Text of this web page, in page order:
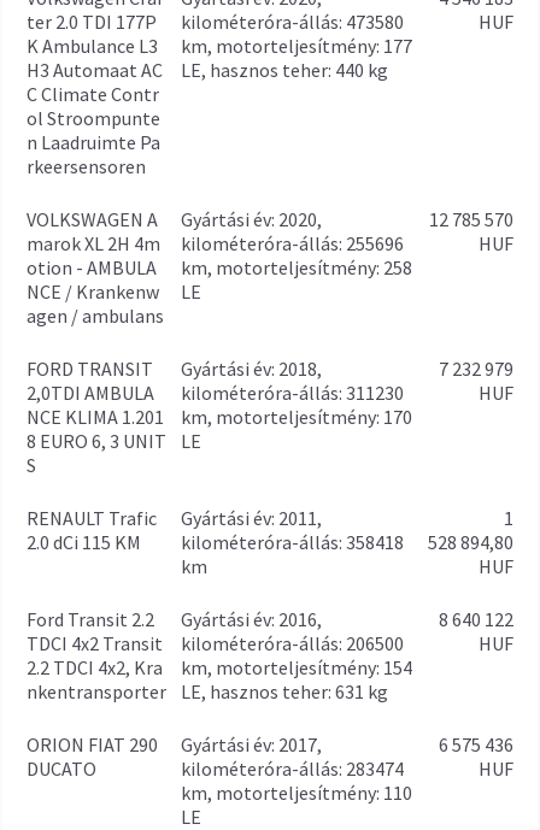
ter 2.0 TDI 177P
K Ambulance L3
H3 Automaat AC
C Climate Contr
ol Stroompunte
n Laadruimte Pa
rkeersensoren
kilométeróra-állás: 473580
km, motorteljesítmény: 177
LE, hasznos teher: 440 kg
HUF
VOLKSWAGEN A
marok XL 2H 4m
otion - AMBULA
NCE / Krankenw
agen / ambulans
gyártási év: 2020,
kilométeróra-állás: 255696
km, motorteljesítmény: 258
LE
12 785 570
HUF
FORD TRANSIT
2,0TDI AMBULA
NCE KLIMA 1.201
8 EURO 6, 3 UNIT
S
gyártási év: 2018,
kilométeróra-állás: 311230
km, motorteljesítmény: 170
LE
7 232 979
HUF
RENAULT Trafic
2.0 dCi 115 KM
gyártási év: 2011,
kilométeróra-állás: 358418
km
1
528 894,80
HUF
Ford Transit 2.2
TDCI 4x2 Transit
2.2 TDCI 4x2, Kra
nkentransporter
gyártási év: 2016,
kilométeróra-állás: 206500
km, motorteljesítmény: 154
LE, hasznos teher: 631 kg
8 640 122
HUF
ORION FIAT 290
DUCATO
gyártási év: 2017,
kilométeróra-állás: 283474
km, motorteljesítmény: 110
LE
6 575 436
HUF